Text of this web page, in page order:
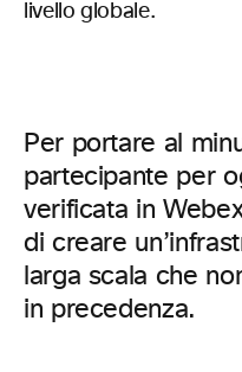
livello globale.
Per portare al
partecipante per
verificata in
di creare
larga scala che
in precedenza.